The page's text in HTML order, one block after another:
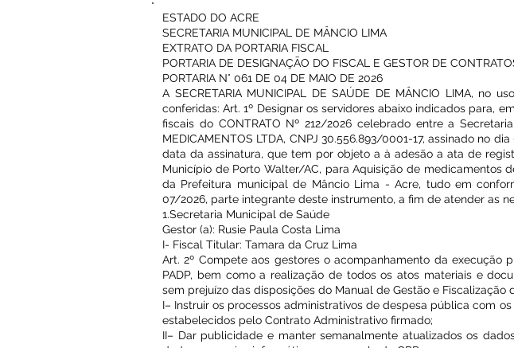
ESTADO DO ACRE
SECRETARIA MUNICIPAL DE MÂNCIO LIMA
EXTRATO DA PORTARIA FISCAL
PORTARIA DE DESIGNAÇÃO DO FISCAL E GESTOR DE
PORTARIA N° 061 DE 04 DE MAIO DE 2026
A SECRETARIA MUNICIPAL DE SAÚDE DE MÂNCIO LIMA,
conferidas: Art. 1º Designar os servidores abaixo indicados para,
fiscais do CONTRATO Nº 212/2026 celebrado entre a
MEDICAMENTOS LTDA, CNPJ 30.556.893/0001-17, assinado no
data da assinatura, que tem por objeto a à adesão a ata de
Município de Porto Walter/AC, para Aquisição de
da Prefeitura municipal de Mâncio Lima - Acre, tudo em
07/2026, parte integrante deste instrumento, a fim de atender as
1.Secretaria Municipal de Saúde
Gestor (a): Rusie Paula Costa Lima
I- Fiscal Titular: Tamara da Cruz Lima
Art. 2º Compete aos gestores o acompanhamento da
PADP, bem como a realização de todos os atos materiais e
sem prejuízo das disposições do Manual de Gestão e Fiscalização
I– Instruir os processos administrativos de despesa pública com
estabelecidos pelo Contrato Administrativo firmado;
II– Dar publicidade e manter semanalmente atualizados os